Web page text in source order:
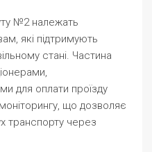
№2 належать
які підтримують
стані. Частина
для оплати проїзду
що дозволяє
транспорту через